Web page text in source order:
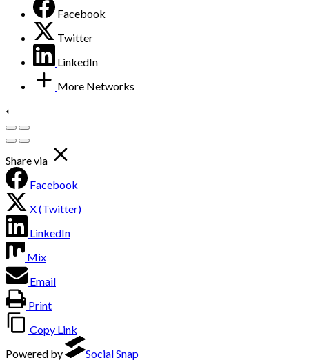
Facebook
Twitter
LinkedIn
More Networks
Share via
Facebook
X (Twitter)
LinkedIn
Mix
Email
Print
Copy Link
Powered by
Social Snap